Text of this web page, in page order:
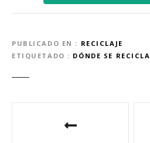
PUBLICADO EN
RECICLAJE
ETIQUETADO
DÓNDE SE RECICLA